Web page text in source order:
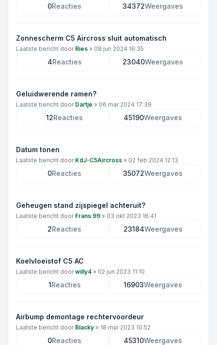
0Reacties 34372Weergaves
Zonnescherm C5 Aircross sluit automatisch
Laatste bericht door Ries » 08 jun 2024 16:35
4Reacties 23040Weergaves
Geluidwerende ramen?
Laatste bericht door Dartje » 06 mar 2024 17:39
12Reacties 45190Weergaves
Datum tonen
Laatste bericht door KdJ-C5Aircross » 02 feb 2024 12:13
0Reacties 35072Weergaves
Geheugen stand zijspiegel achteruit?
Laatste bericht door Frans 99 » 03 okt 2023 16:41
2Reacties 23184Weergaves
Koelvloeistof C5 AC
Laatste bericht doorwilly4 » 02 jun 2023 11:10
1Reacties 16903Weergaves
Airbump demontage rechtervoordeur
Laatste bericht door Blacky » 18 mar 2023 10:52
0Reacties 45310Weergaves